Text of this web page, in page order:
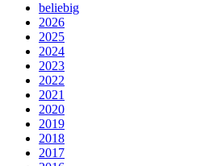
beliebig
2026
2025
2024
2023
2022
2021
2020
2019
2018
2017